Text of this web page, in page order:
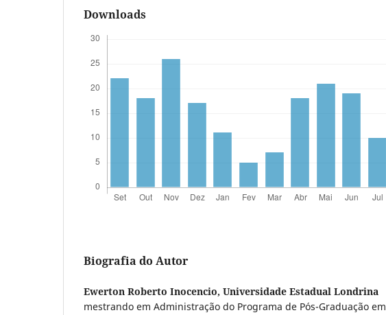
Downloads
Biografia do Autor
Ewerton Roberto Inocencio, Universidade Estadual Londrina
mestrando em Administração do Programa de Pós-Graduação em